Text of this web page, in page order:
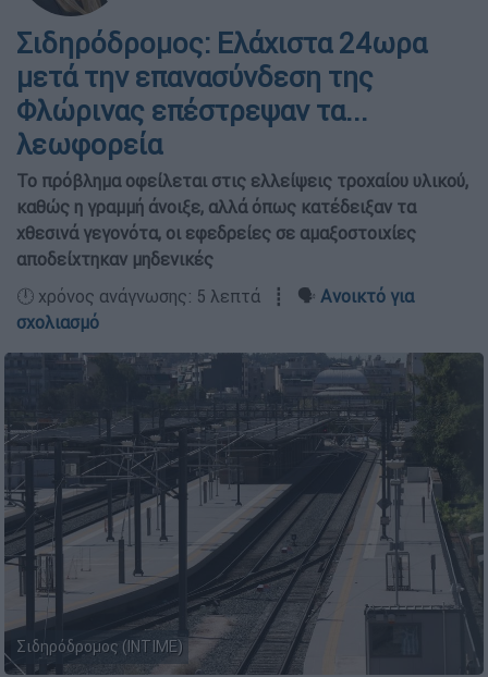
Σιδηρόδρομος: Ελάχιστα 24ωρα
μετά την επανασύνδεση της
Φλώρινας επέστρεψαν τα...
λεωφορεία
Το πρόβλημα οφείλεται στις ελλείψεις τροχαίου υλικού,
καθώς η γραμμή άνοιξε, αλλά όπως κατέδειξαν τα
χθεσινά γεγονότα, οι εφεδρείες σε αμαξοστοιχίες
αποδείχτηκαν μηδενικές
🕛 χρόνος ανάγνωσης: 5 λεπτά ┋ 🗣️ Ανοικτό για
σχολιασμό
Σιδηρόδρομος (INTIME)